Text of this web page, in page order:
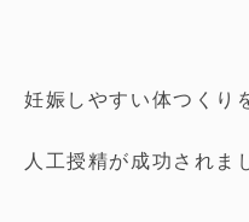
妊娠しやすい体つくり
人工授精が成功されま